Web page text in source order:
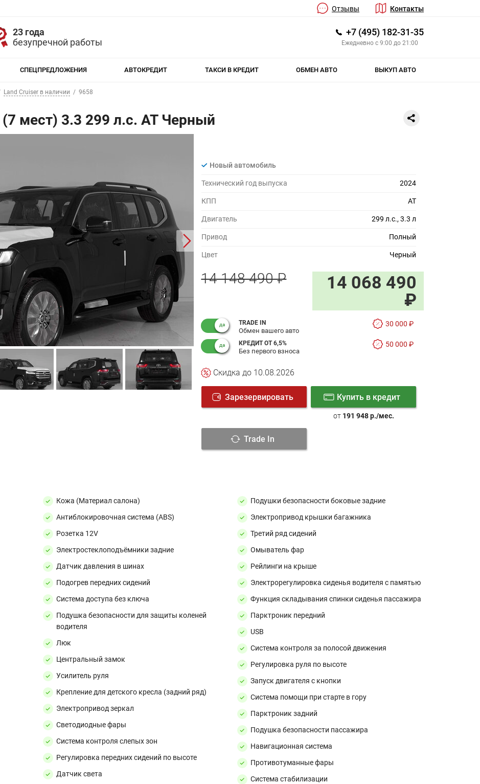
Отзывы Контакты
23 года
безупречной работы
+7 (495) 182-31-35
Ежедневно с 9:00 до 21:00
СПЕЦПРЕДЛОЖЕНИЯ АВТОКРЕДИТ ТАКСИ В КРЕДИТ ОБМЕН АВТО ВЫКУП АВТО
Land Cruiser в наличии 9658
мест) 3.3 299 л.с. AT Черный
Новый автомобиль
Технический год выпуска 2024
КПП AT
Двигатель 299 л.с., 3.3 л
Привод Полный
Цвет Черный
14 148 490 ₽
14 068 490
₽
TRADE IN
Обмен вашего авто
30 000 ₽
КРЕДИТ ОТ 6,5%
Без первого взноса
50 000 ₽
Cкидкадо 10.08.2026
Зарезервировать Купить в кредит
от 191 948 р./мес.
Trade In
Кожа (Материал салона)
Антиблокировочная система (ABS)
Розетка 12V
Электростеклоподъёмники задние
Датчик давления в шинах
Подогрев передних сидений
Система доступа без ключа
Подушка безопасности для защиты коленей
водителя
Люк
Центральный замок
Усилитель руля
Крепление для детского кресла (задний ряд)
Электропривод зеркал
Светодиодные фары
Система контроля слепых зон
Регулировка передних сидений по высоте
Датчик света
Подушки безопасности боковые задние
Электропривод крышки багажника
Третий ряд сидений
Омыватель фар
Рейлинги на крыше
Электрорегулировка сиденья водителя с памятью
Функция складывания спинки сиденья пассажира
Парктроник передний
USB
Система контроля за полосой движения
Регулировка руля по высоте
Запуск двигателя с кнопки
Система помощи при старте в гору
Парктроник задний
Подушка безопасности пассажира
Навигационная система
Противотуманные фары
Система стабилизации